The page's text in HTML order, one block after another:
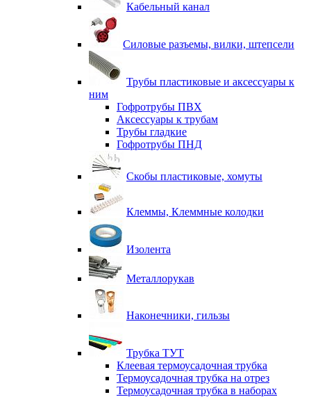
Кабельный канал
Силовые разъемы, вилки, штепсели
Трубы пластиковые и аксессуары к
ним
Гофротрубы ПВХ
Аксессуары к трубам
Трубы гладкие
Гофротрубы ПНД
Скобы пластиковые, хомуты
Клеммы, Клеммные колодки
Изолента
Металлорукав
Наконечники, гильзы
Трубка ТУТ
Клеевая термоусадочная трубка
Термоусадочная трубка на отрез
Термоусадочная трубка в наборах